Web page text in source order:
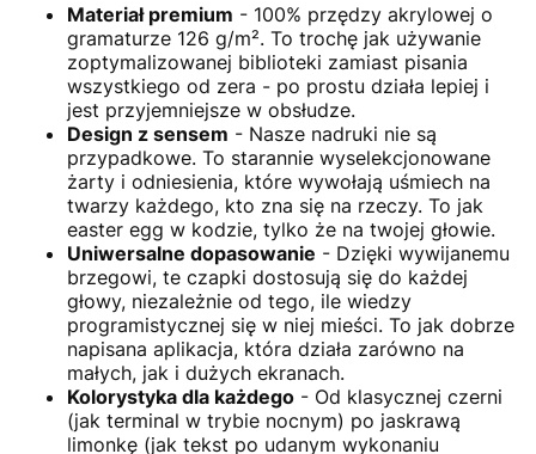
Materiał premium - 100% przędzy akrylowej o
gramaturze 126 g/m². To trochę jak używanie
zoptymalizowanej biblioteki zamiast pisania
wszystkiego od zera - po prostu działa lepiej i
jest przyjemniejsze w obsłudze.
Design z sensem - Nasze nadruki nie są
przypadkowe. To starannie wyselekcjonowane
żarty i odniesienia, które wywołają uśmiech na
twarzy każdego, kto zna się na rzeczy. To jak
easter egg w kodzie, tylko że na twojej głowie.
Uniwersalne dopasowanie - Dzięki wywijanemu
brzegowi, te czapki dostosują się do każdej
głowy, niezależnie od tego, ile wiedzy
programistycznej się w niej mieści. To jak dobrze
napisana aplikacja, która działa zarówno na
małych, jak i dużych ekranach.
Kolorystyka dla każdego - Od klasycznej czerni
(jak terminal w trybie nocnym) po jaskrawą
limonkę (jak tekst po udanym wykonaniu